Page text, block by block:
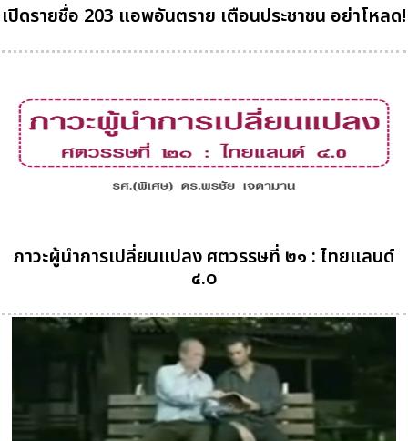
เปิดรายชื่อ 203 แอพอันตราย เตือนประชาชน อย่าโหลด!
ภาวะผู้นำการเปลี่ยนแปลง ศตวรรษที่ ๒๑ : ไทยแลนด์
๔.o